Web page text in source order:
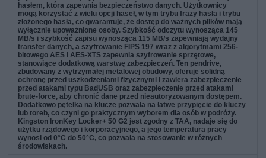
hasłem, która zapewnia bezpieczeństwo danych. Użytkownicy
mogą korzystać z wielu opcji haseł, w tym trybu frazy hasła i trybu
złożonego hasła, co gwarantuje, że dostęp do ważnych plików mają
wyłącznie upoważnione osoby. Szybkość odczytu wynosząca 145
MB/s i szybkość zapisu wynosząca 115 MB/s zapewniają wydajny
transfer danych, a szyfrowanie FIPS 197 wraz z algorytmami 256-
bitowego AES i AES-XTS zapewnia szyfrowanie sprzętowe,
stanowiące dodatkową warstwę zabezpieczeń. Ten pendrive,
zbudowany z wytrzymałej metalowej obudowy, oferuje solidną
ochronę przed uszkodzeniami fizycznymi i zawiera zabezpieczenie
przed atakami typu BadUSB oraz zabezpieczenie przed atakami
brute-force, aby chronić dane przed nieautoryzowanym dostępem.
Dodatkowo pętelka na klucze pozwala na łatwe przypięcie do kluczy
lub toreb, co czyni go praktycznym wyborem dla osób w podróży.
Kingston IronKey Locker+ 50 G2 jest zgodny z TAA, nadaje się do
użytku rządowego i korporacyjnego, a jego temperatura pracy
wynosi od 0°C do 50°C, co pozwala na stosowanie w różnych
środowiskach.